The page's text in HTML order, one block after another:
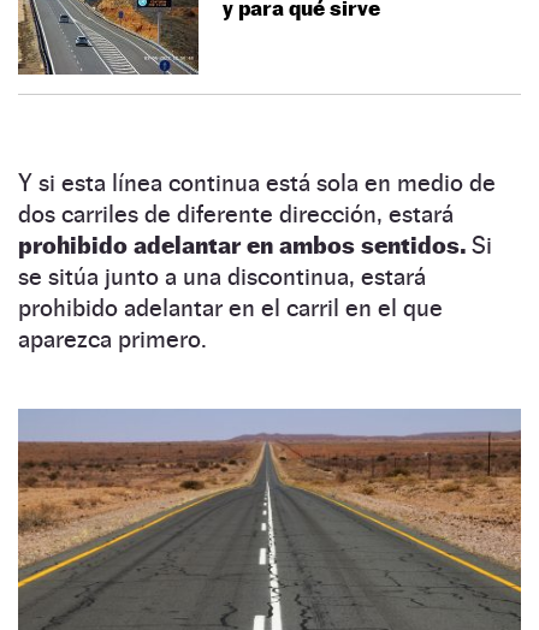
y para qué sirve
Y si esta línea continua está sola en medio de
dos carriles de diferente dirección, estará
prohibido adelantar en ambos sentidos. Si
se sitúa junto a una discontinua, estará
prohibido adelantar en el carril en el que
aparezca primero.